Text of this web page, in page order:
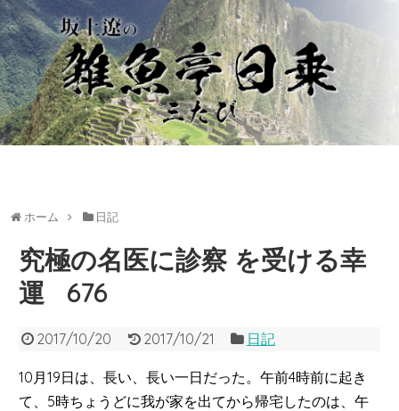
ホーム 日記
究極の名医に診察 を受ける幸
運 676
2017/10/20 2017/10/21 日記
10月19日は、長い、長い一日だった。午前4時前に起き
て、5時ちょうどに我が家を出てから帰宅したのは、午